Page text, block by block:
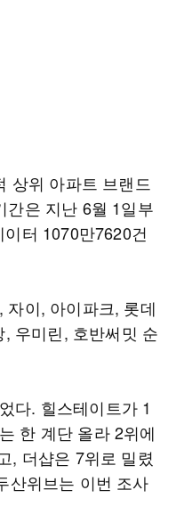
상위 아파트 브랜드
간은 지난 6월 1일부
터 1070만7620건
자이, 아이파크, 롯데
우미린, 호반써밋 순
다. 힐스테이트가 1
한 계단 올라 2위에
, 더샵은 7위로 밀렸
산위브는 이번 조사